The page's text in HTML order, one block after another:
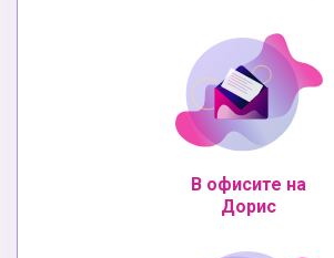
В офисите на
Дорис